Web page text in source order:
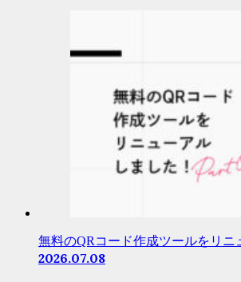
無料のQRコード作成ツールをリニ
2026.07.08